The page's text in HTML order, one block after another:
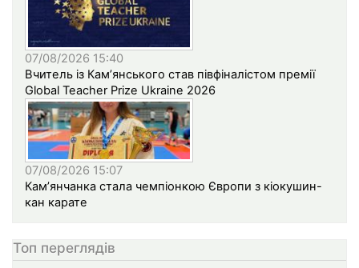
07/08/2026 15:40
Вчитель із Кам’янського став півфіналістом премії
Global Teacher Prize Ukraine 2026
07/08/2026 15:07
Кам’янчанка стала чемпіонкою Європи з кіокушин-
кан карате
Топ переглядів